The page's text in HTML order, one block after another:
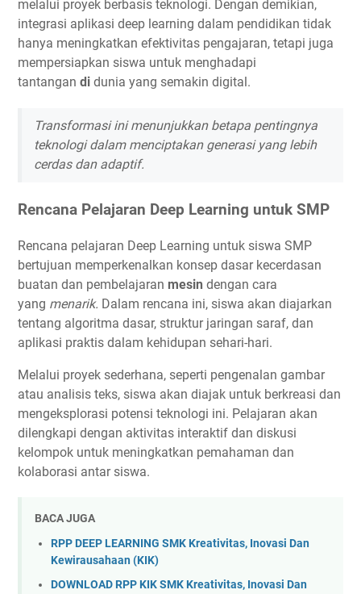
melalui proyek berbasis teknologi. Dengan demikian,
integrasi aplikasi deep learning dalam pendidikan tidak
hanya meningkatkan efektivitas pengajaran, tetapi juga
mempersiapkan siswa untuk menghadapi
tantangan di dunia yang semakin digital.
Transformasi ini menunjukkan betapa pentingnya
teknologi dalam menciptakan generasi yang lebih
cerdas dan adaptif.
Rencana Pelajaran Deep Learning untuk SMP
Rencana pelajaran Deep Learning untuk siswa SMP
bertujuan memperkenalkan konsep dasar kecerdasan
buatan dan pembelajaran mesin dengan cara
yang menarik. Dalam rencana ini, siswa akan diajarkan
tentang algoritma dasar, struktur jaringan saraf, dan
aplikasi praktis dalam kehidupan sehari-hari.
Melalui proyek sederhana, seperti pengenalan gambar
atau analisis teks, siswa akan diajak untuk berkreasi dan
mengeksplorasi potensi teknologi ini. Pelajaran akan
dilengkapi dengan aktivitas interaktif dan diskusi
kelompok untuk meningkatkan pemahaman dan
kolaborasi antar siswa.
BACA JUGA
RPP DEEP LEARNING SMK Kreativitas, Inovasi Dan
Kewirausahaan (KIK)
DOWNLOAD RPP KIK SMK Kreativitas, Inovasi Dan